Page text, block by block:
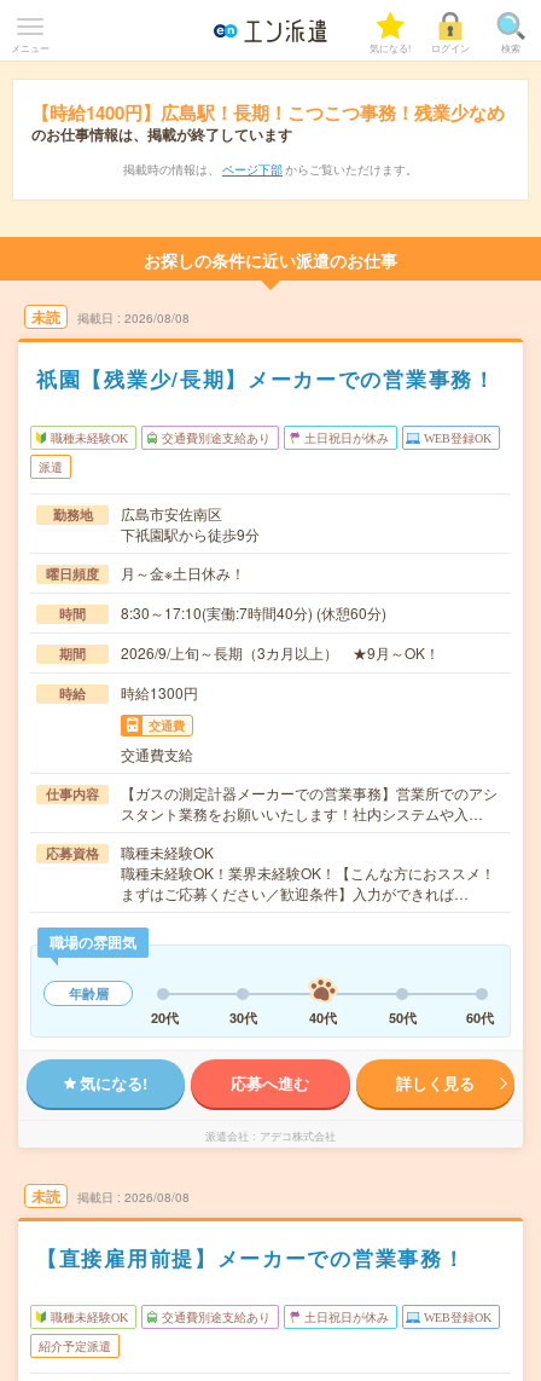
メニュー 気になる! ログイン 検索
【時給1400円】広島駅！長期！こつこつ事務！残業少なめ
のお仕事情報は、掲載が終了しています
掲載時の情報は、 ページ下部 からご覧いただけます。
お探しの条件に近い派遣のお仕事
未読 掲載日 2026/08/08
祇園【残業少/長期】メーカーでの営業事務！
職種未経験OK 交通費別途支給あり 土日祝日が休み WEB登録OK
派遣
勤務地
広島市安佐南区
下祇園駅から徒歩9分
曜日頻度 月～金※土日休み！
時間 8:30～17:10(実働:7時間40分) (休憩60分)
期間 2026/9/上旬～長期（3カ月以上） ★9月～OK！
時給 時給1300円
交通費
交通費支給
仕事内容
【ガスの測定計器メーカーでの営業事務】営業所でのアシ
スタント業務をお願いいたします！社内システムや入…
応募資格
職種未経験OK
職種未経験OK！業界未経験OK！【こんな方におススメ！
まずはご応募ください／歓迎条件】入力ができれば…
職場の雰囲気
年齢層
20代
30代 40代 50代 60代
気になる! 応募へ進む 詳しく見る
派遣会社 アデコ株式会社
未読 掲載日 2026/08/08
【直接雇用前提】メーカーでの営業事務！
職種未経験OK 交通費別途支給あり 土日祝日が休み WEB登録OK
紹介予定派遣